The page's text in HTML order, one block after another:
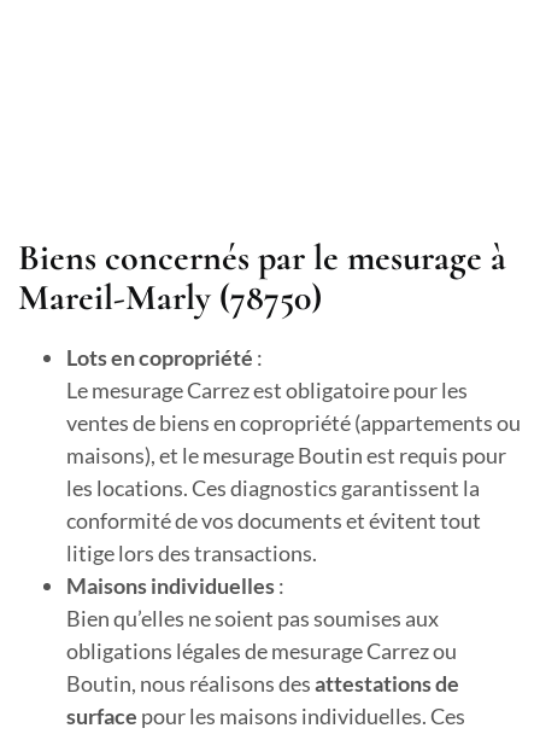
Biens concernés par le mesurage à
Mareil-Marly (78750)
Lots en copropriété :
Le mesurage Carrez est obligatoire pour les
ventes de biens en copropriété (appartements ou
maisons), et le mesurage Boutin est requis pour
les locations. Ces diagnostics garantissent la
conformité de vos documents et évitent tout
litige lors des transactions.
Maisons individuelles:
Bien qu’elles ne soient pas soumises aux
obligations légales de mesurage Carrez ou
Boutin, nous réalisons desattestations de
surface pour les maisons individuelles. Ces